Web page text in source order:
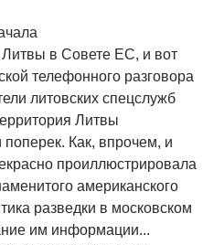
Литвы в Совете ЕС, и вот
телефонного разговора
литовских спецслужб
Литвы
Как, впрочем, и
проиллюстрировала
американского
разведки в московском
им информации...